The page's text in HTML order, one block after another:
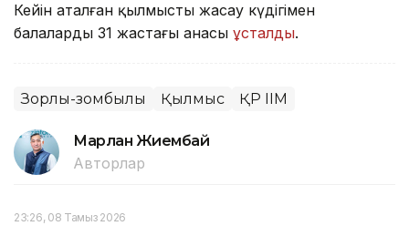
Кейін аталған қылмысты жасау күдігімен
балалардың 31 жастағы анасы ұсталды.
Зорлық-зомбылық Қылмыс ҚР ІІМ
Марлан Жиембай
Авторлар
23:26, 08 Тамыз 2026